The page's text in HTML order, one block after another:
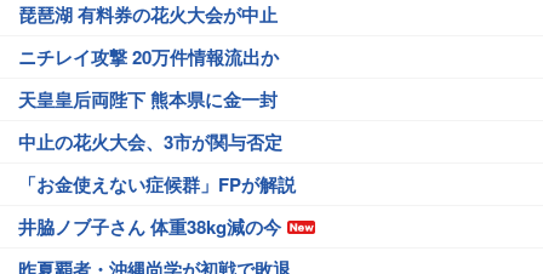
琵琶湖 有料券の花火大会が中止
ニチレイ攻撃 20万件情報流出か
天皇皇后両陛下 熊本県に金一封
中止の花火大会、3市が関与否定
「お金使えない症候群」FPが解説
井脇ノブ子さん 体重38kg減の今